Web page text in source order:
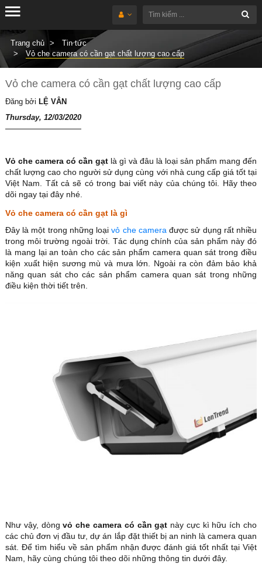
Trang chủ
Tin tức
Vỏ che camera có cần gạt chất lượng cao cấp
Vỏ che camera có cần gạt chất lượng cao cấp
Đăng bởi LỆ VÂN
Thursday, 12/03/2020
Vỏ che camera có cần gạt là gì và đâu là loại sản phẩm mang đến
chất lượng cao cho người sử dụng cùng với nhà cung cấp giá tốt tại
Việt Nam. Tất cả sẽ có trong bai viết này của chúng tôi. Hãy theo
dõi ngay tại đây nhé.
Vỏ che camera có cần gạt là gì
Đây là một trong những loạivỏ che camera được sử dụng rất nhiều
trong môi trường ngoài trời. Tác dụng chính của sản phẩm này đó
là mang lại an toàn cho các sản phẩm camera quan sát trong điều
kiện xuất hiện sương mù và mưa lớn. Ngoài ra còn đảm bảo khả
năng quan sát cho các sản phẩm camera quan sát trong những
điều kiện thời tiết trên.
Như vậy, dòngvỏ che camera có cần gạt này cực kì hữu ích cho
các chủ đơn vị đầu tư, dự án lắp đặt thiết bị an ninh là camera quan
sát. Để tìm hiểu về sản phẩm nhận được đánh giá tốt nhất tại Việt
Nam, hãy cùng chúng tôi theo dõi những thông tin dưới đây.